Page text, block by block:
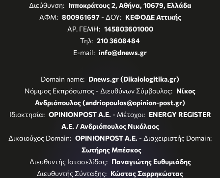
Διεύθυνση: Ιπποκράτους 2, Αθήνα, 10679, Ελλάδα
ΑΦΜ: 800961697- ΔΟΥ: ΚΕΦΟΔΕ Αττικής
ΑΡ. ΓΕΜΗ: 145803601000
Τηλ: 210 3608484
E-mail: info@dnews.gr
Domain name: Dnews.gr (Dikaiologitika.gr)
Νόμιμος Εκπρόσωπος - Διευθύνων Σύμβουλος: Νίκος
Ανδριόπουλος (andriopoulos@opinion-post.gr)
Ιδιοκτησία: OPINIONPOST A.E. - Μέτοχοι: ENERGY REGISTER
Α.Ε. / Ανδριόπουλος Νικόλαος
Δικαιούχος Domain: OPINIONPOST A.E. - Διαχειριστής Domain:
Σωτήρης Μπέσκος
Διευθυντής Ιστοσελίδας: Παναγιώτης Ευθυμιάδης
Διευθυντής Σύνταξης: Κώστας Σαρρηκώστας